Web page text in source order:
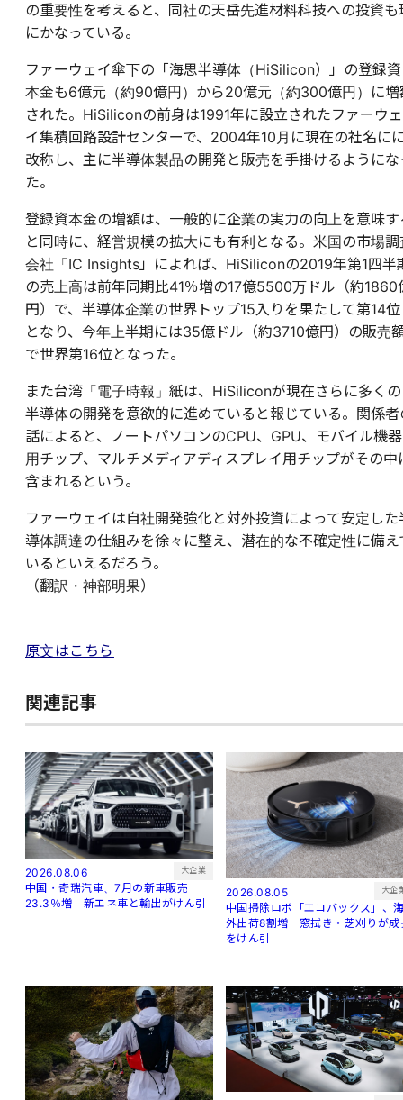
の重要性を考えると、同社の天岳先進材料科技への投資も
にかなっている。
ファーウェイ傘下の「海思半導体（HiSilicon）」の登録資
本金も6億元（約90億円）から20億元（約300億円）に増
された。HiSiliconの前身は1991年に設立されたファーウェ
イ集積回路設計センターで、2004年10月に現在の社名に
改称し、主に半導体製品の開発と販売を手掛けるようにな
た。
登録資本金の増額は、一般的に企業の実力の向上を意味す
と同時に、経営規模の拡大にも有利となる。米国の市場調
会社「IC Insights」によれば、HiSiliconの2019年第1四半
の売上高は前年同期比41％増の17億5500万ドル（約1860
円）で、半導体企業の世界トップ15入りを果たして第14位
となり、今年上半期には35億ドル（約3710億円）の販売
で世界第16位となった。
また台湾「電子時報」紙は、HiSiliconが現在さらに多くの
半導体の開発を意欲的に進めていると報じている。関係者
話によると、ノートパソコンのCPU、GPU、モバイル機器
用チップ、マルチメディアディスプレイ用チップがその中
含まれるという。
ファーウェイは自社開発強化と対外投資によって安定した
導体調達の仕組みを徐々に整え、潜在的な不確定性に備え
いるといえるだろう。
（翻訳・神部明果）
原文はこちら
関連記事
2026.08.06 大企業
中国・奇瑞汽車、7月の新車販売
23.3％増 新エネ車と輸出がけん引
2026.08.05 大企
中国掃除ロボ「エコバックス」、
外出荷8割増 窓拭き・芝刈りが成
をけん引